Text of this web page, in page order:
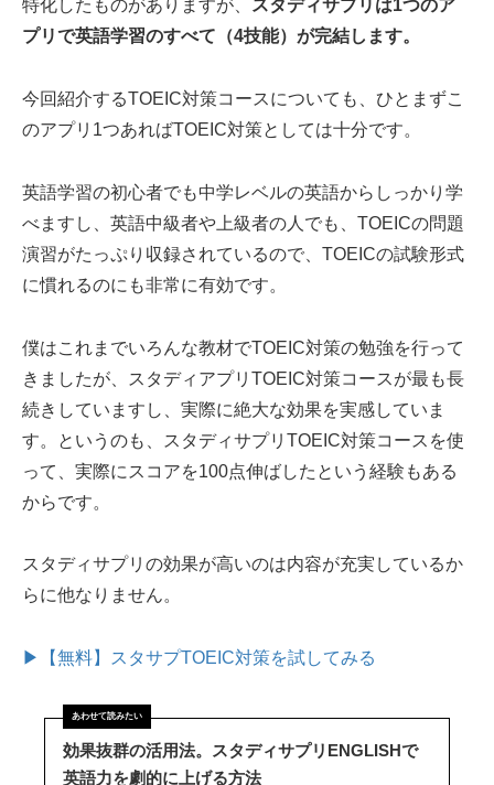
特化したものがありますが、
スタディサプリは1つのア
プリで英語学習のすべて（4技能）が完結します。
今回紹介するTOEIC対策コースについても、ひとまずこ
のアプリ1つあればTOEIC対策としては十分です。
英語学習の初心者でも中学レベルの英語からしっかり学
べますし、英語中級者や上級者の人でも、TOEICの問題
演習がたっぷり収録されているので、TOEICの試験形式
に慣れるのにも非常に有効です。
僕はこれまでいろんな教材でTOEIC対策の勉強を行って
きましたが、スタディアプリTOEIC対策コースが最も長
続きしていますし、実際に絶大な効果を実感していま
す。というのも、スタディサプリTOEIC対策コースを使
って、実際にスコアを100点伸ばしたという経験もある
からです。
スタディサプリの効果が高いのは内容が充実しているか
らに他なりません。
▶【無料】スタサプTOEIC対策を試してみる
効果抜群の活用法。スタディサプリENGLISHで
英語力を劇的に上げる方法